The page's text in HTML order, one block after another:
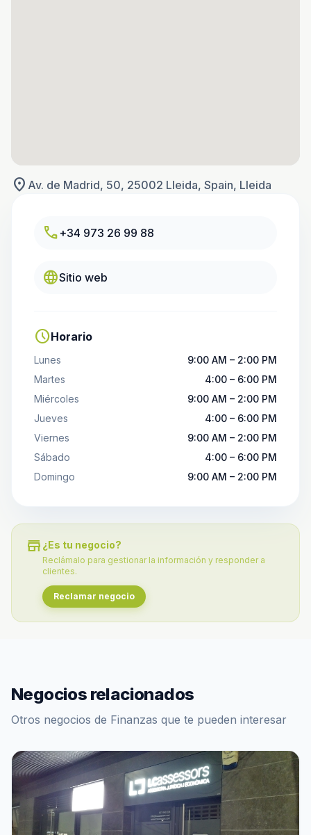
location_on Av. de Madrid, 50, 25002 Lleida, Spain, Lleida
call +34 973 26 99 88
languageSitio web
scheduleHorario
Lunes
9:00 AM – 2:00 PM
Martes
4:00 – 6:00 PM
Miércoles
9:00 AM – 2:00 PM
Jueves
4:00 – 6:00 PM
Viernes
9:00 AM – 2:00 PM
Sábado
4:00 – 6:00 PM
Domingo
9:00 AM – 2:00 PM
store ¿Es tu negocio?
Reclámalo para gestionar la información y responder a
clientes.
Reclamar negocio
Negocios relacionados
Otros negocios de Finanzas que te pueden interesar